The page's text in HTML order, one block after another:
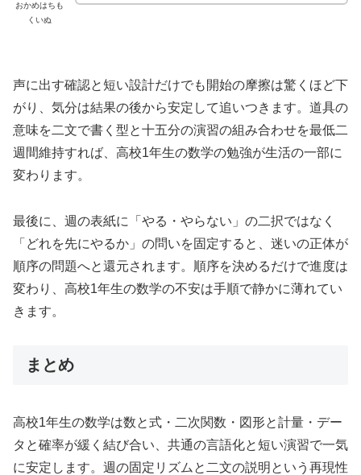
おかめはちも
くいぬ
声に出す確認と短い設計だけでも開始の摩擦は驚くほど下
がり、気分は結果の後から安定して追いつきます。道具の
意味を二文で書く型と十五分の演習の組み合わせを最低二
週間維持すれば、高校1年生の数学の勉強が生活の一部に
変わります。
最後に、週の表紙に「やる・やらない」の二択ではなく
「どれを先にやるか」の問いを固定すると、迷いの正体が
順序の問題へと還元されます。順序を決めるだけで進度は
変わり、高校1年生の数学の不安は手順で静かに薄れてい
きます。
まとめ
高校1年生の数学は数と式・二次関数・図形と計量・デー
タと確率が緩く結び合い、共通の言語化と短い演習で一気
に安定します。週の固定リズムと二文の説明という再現性